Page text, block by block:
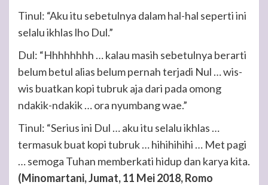
Tinul: “Aku itu sebetulnya dalam hal-hal seperti ini
selalu ikhlas lho Dul.”
Dul: “Hhhhhhhh … kalau masih sebetulnya berarti
belum betul alias belum pernah terjadi Nul … wis-
wis buatkan kopi tubruk aja dari pada omong
ndakik-ndakik … ora nyumbang wae.”
Tinul: “Serius ini Dul … aku itu selalu ikhlas …
termasuk buat kopi tubruk … hihihihihi … Met pagi
… semoga Tuhan memberkati hidup dan karya kita.
(Minomartani, Jumat, 11 Mei 2018, Romo